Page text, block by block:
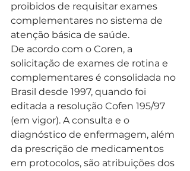
proibidos de requisitar exames
complementares no sistema de
atenção básica de saúde.
De acordo com o Coren, a
solicitação de exames de rotina e
complementares é consolidada no
Brasil desde 1997, quando foi
editada a resolução Cofen 195/97
(em vigor). A consulta e o
diagnóstico de enfermagem, além
da prescrição de medicamentos
em protocolos, são atribuições dos